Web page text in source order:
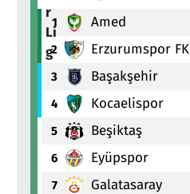
1 Amed
2 Erzurumspor FK
3 Başakşehir
4 Kocaelispor
5 Beşiktaş
6 Eyüpspor
7 Galatasaray